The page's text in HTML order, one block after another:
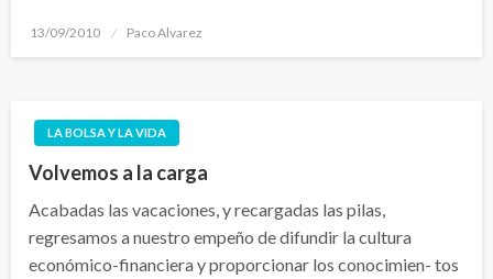
Publicado
13/09/2010 Paco Alvarez
LA BOLSA Y LA VIDA
Volvemos a la carga
Acabadas las vacaciones, y recargadas las pilas,
regresamos a nuestro empeño de difundir la cultura
económico-financiera y proporcionar los conocimien- tos